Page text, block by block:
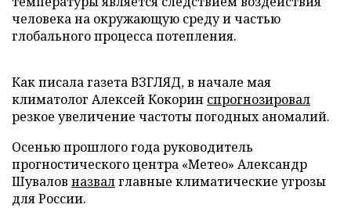
человека на окружающую среду и частью
глобального процесса потепления.
Как писала газета ВЗГЛЯД, в начале мая
климатолог Алексей Кокорин спрогнозировал
резкое увеличение частоты погодных аномалий.
Осенью прошлого года руководитель
прогностического центра «Метео» Александр
Шувалов назвалглавные климатические угрозы
для России.